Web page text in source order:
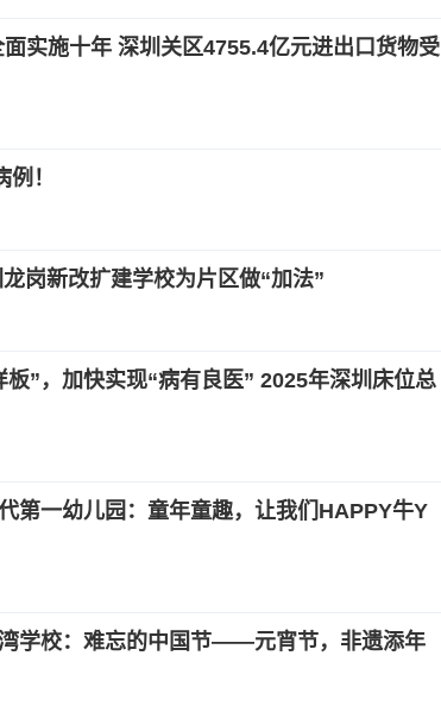
实施十年 深圳关区4755.4亿元进出口货物受
！
岗新改扩建学校为片区做“加法”
”，加快实现“病有良医” 2025年深圳床位总
第一幼儿园：童年童趣，让我们HAPPY牛Y
学校：难忘的中国节——元宵节，非遗添年